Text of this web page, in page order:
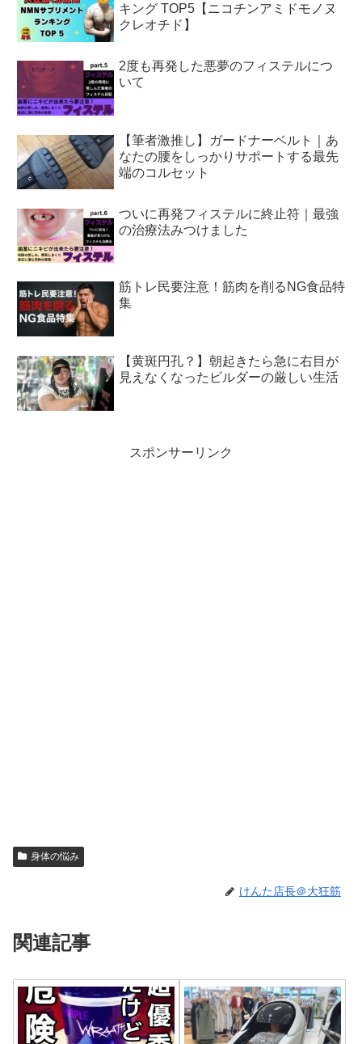
キング TOP5【ニコチンアミドモノヌ
クレオチド】
2度も再発した悪夢のフィステルにつ
いて
【筆者激推し】ガードナーベルト｜あ
なたの腰をしっかりサポートする最先
端のコルセット
ついに再発フィステルに終止符｜最強
の治療法みつけました
筋トレ民要注意！筋肉を削るNG食品特
集
【黄斑円孔？】朝起きたら急に右目が
見えなくなったビルダーの厳しい生活
スポンサーリンク
身体の悩み
けんた店長＠大狂筋
関連記事